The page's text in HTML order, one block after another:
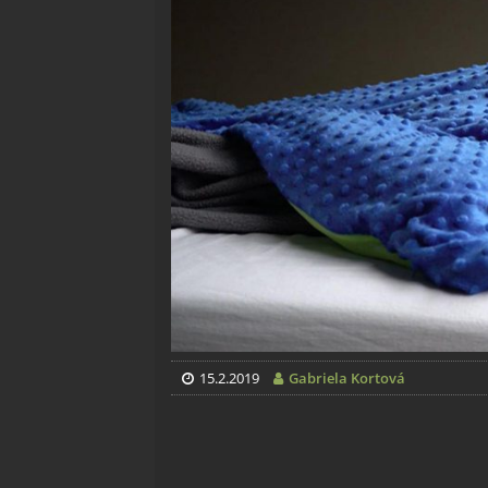
15.2.2019 Gabriela Kortová